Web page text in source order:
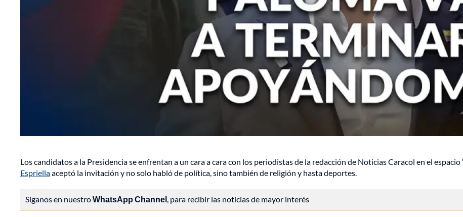
Los candidatos a la Presidencia se enfrentan a un cara a cara con los periodistas de la redacción de Noticias Caracol en el espacio
Espriellaaceptó la invitación y no solo habló de política, sino también de religión y hasta deportes.
Síganos en nuestroWhatsApp Channel , para recibir las noticias de mayor interés